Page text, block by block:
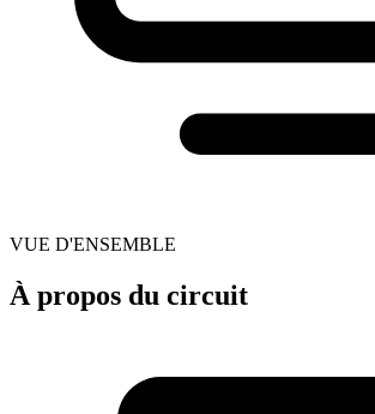
VUE D'ENSEMBLE
À propos du circuit